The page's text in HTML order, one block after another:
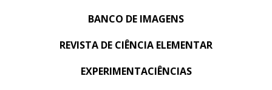
BANCO DE IMAGENS
REVISTA DE CIÊNCIA ELEMENTAR
EXPERIMENTACIÊNCIAS